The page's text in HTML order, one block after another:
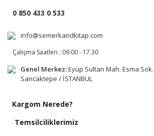
0 850 433 0 533
info@semerkandkitap.com
Çalışma Saatleri : 09.00 - 17.30
Genel Merkez:Eyüp Sultan Mah. Esma
Sancaktepe / İSTANBUL
Kargom Nerede?
Temsilciliklerimiz